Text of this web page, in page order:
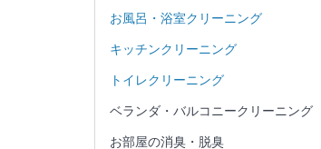
お風呂・浴室クリーニング
キッチンクリーニング
トイレクリーニング
ベランダ・バルコニークリーニング
お部屋の消臭・脱臭